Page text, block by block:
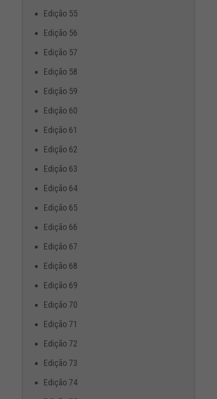
Edição 55
Edição 56
Edição 57
Edição 58
Edição 59
Edição 60
Edição 61
Edição 62
Edição 63
Edição 64
Edição 65
Edição 66
Edição 67
Edição 68
Edição 69
Edição 70
Edição 71
Edição 72
Edição 73
Edição 74